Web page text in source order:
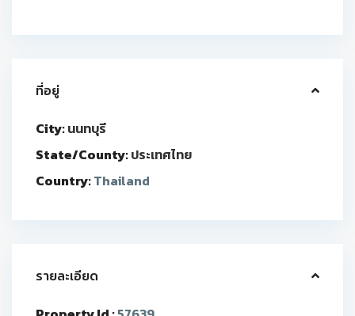
ที่อยู่
City:นนทบุรี
State/County:ประเทศไทย
Country:Thailand
รายละเอียด